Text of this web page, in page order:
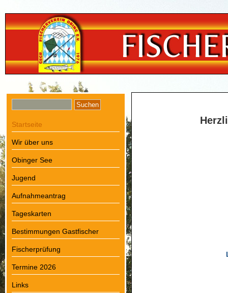
Startseite
Wir über uns
Obinger See
Jugend
Aufnahmeantrag
Tageskarten
Bestimmungen Gastfischer
Fischerprüfung
Termine 2026
Links